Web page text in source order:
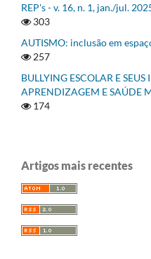
REP's - v. 16, n. 1, jan./jul.
303
AUTISMO: inclusão em
257
BULLYING ESCOLAR E
APRENDIZAGEM E SAÚDE
174
Artigos mais recentes